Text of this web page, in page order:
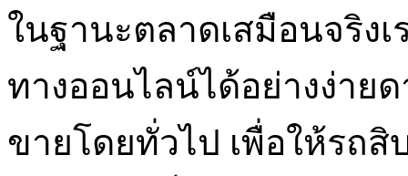
ในฐานะตลาดเสมือนจริง
ทางออนไลน์ได้อย่างง่าย
ขายโดยทั่วไป เพื่อให้รถ